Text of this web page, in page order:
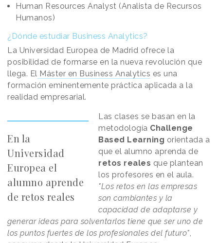
Human Resources Analyst (Analista de Recursos
Humanos)
¿Dónde estudiar Business Analytics?
La Universidad Europea de Madrid ofrece la
posibilidad de formarse en la nueva revolución que
llega. El Máster en Business Analytics es una
formación eminentemente práctica aplicada a la
realidad empresarial.
En la
Universidad
Europea el
alumno aprende
de retos reales
Las clases se basan en la
metodología Challenge
Based Learning orientada a
que el alumno aprenda de
retos reales que plantean
los profesores en el aula.
"Los retos en las empresas
son cambiantes y la
capacidad de adaptarse y
generar ideas para solventarlos tiene que ser uno de
los puntos fuertes de los profesionales del futuro",